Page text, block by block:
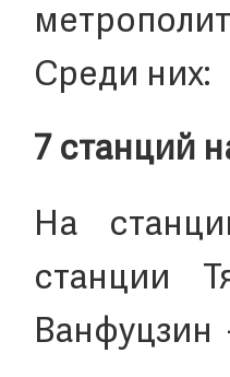
Среди них:
7 станций
На
станции